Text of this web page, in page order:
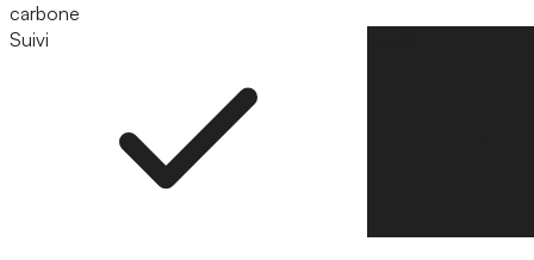
carbone
Suivi